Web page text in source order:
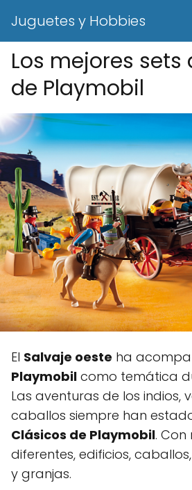
Juguetes y Hobbies
Los mejores sets
de Playmobil
El Salvaje oeste ha
Playmobil como temática
Las aventuras de los indios,
caballos siempre han
Clásicos de Playmobil.
diferentes, edificios,
y granjas.